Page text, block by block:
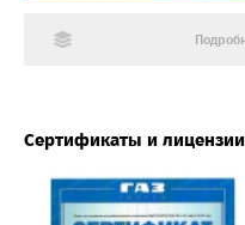
Сертификаты и